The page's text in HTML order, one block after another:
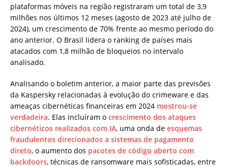
plataformas móveis na região registraram um total de 3,9
milhões nos últimos 12 meses (agosto de 2023 até julho de
2024), um crescimento de 70% frente ao mesmo período do
ano anterior. O Brasil lidera o ranking de países mais
atacados com 1,8 milhão de bloqueios no intervalo
analisado.
Analisando o boletim anterior, a maior parte das previsões
da Kaspersky relacionadas à evolução do crimeware e das
ameaças cibernéticas financeiras em 2024 mostrou-se
verdadeira. Elas incluíram o crescimento dos ataques
cibernéticos realizados com IA, uma onda de esquemas
fraudulentos direcionados a sistemas de pagamento
direto, o aumento dos pacotes de código aberto com
backdoors, técnicas de ransomware mais sofisticadas, entre